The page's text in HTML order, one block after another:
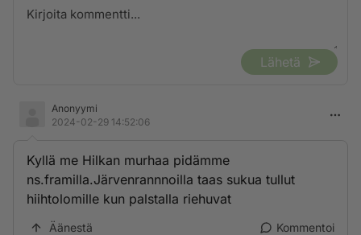
Lähetä
Anonyymi
2024-02-29 14:52:06
Kyllä me Hilkan murhaa pidämme
ns.framilla.Järvenrannnoilla taas sukua tullut
hiihtolomille kun palstalla riehuvat
Äänestä Kommentoi